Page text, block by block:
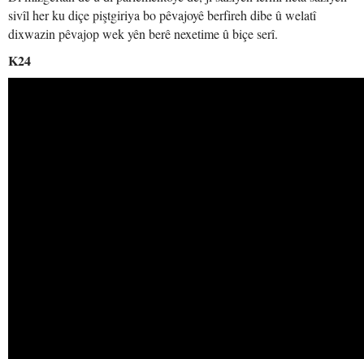
sivîl her ku diçe piştgiriya bo pêvajoyê berfireh dibe û welatî
dixwazin pêvajop wek yên berê nexetime û biçe serî.
K24